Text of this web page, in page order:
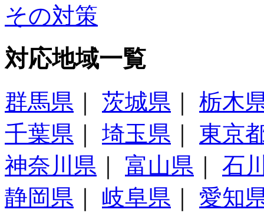
対応地域一覧
群馬県 茨城県
栃木
千葉県
埼玉県
東京
神奈川県
富山県
石
静岡県
岐阜県
愛知